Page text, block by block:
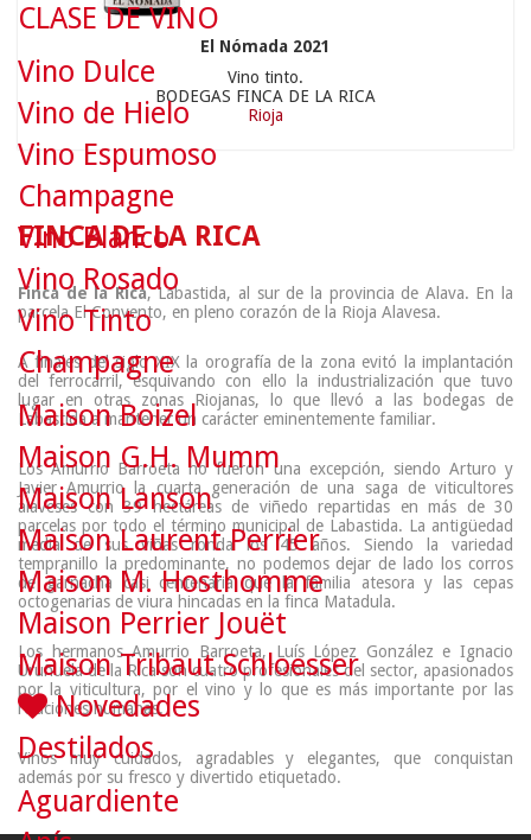
El Nómada 2021
Vino tinto.
BODEGAS FINCA DE LA RICA
Rioja
FINCA DE LA RICA
Finca de la Rica, Labastida, al sur de la provincia de Alava. En la
parcela El Convento, en pleno corazón de la Rioja Alavesa.
A finales del siglo XIX la orografía de la zona evitó la implantación
del ferrocarril, esquivando con ello la industrialización que tuvo
lugar en otras zonas Riojanas, lo que llevó a las bodegas de
Labastida a mantener un carácter eminentemente familiar.
Los Amurrio Barroeta no fueron una excepción, siendo Arturo y
Javier Amurrio la cuarta generación de una saga de viticultores
alaveses con 39 hectáreas de viñedo repartidas en más de 30
parcelas por todo el término municipal de Labastida. La antigüedad
media de sus viñas ronda los 45 años. Siendo la variedad
tempranillo la predominante, no podemos dejar de lado los corros
de garnacha casi centenaria que la familia atesora y las cepas
octogenarias de viura hincadas en la finca Matadula.
Los hermanos Amurrio Barroeta, Luís López González e Ignacio
Uruñuela de la Rica son cuatro profesionales del sector, apasionados
por la viticultura, por el vino y lo que es más importante por las
relaciones humanas.
Vinos muy cuidados, agradables y elegantes, que conquistan
además por su fresco y divertido etiquetado.
CLASE DE VINO
Vino Dulce
Vino de Hielo
Vino Espumoso
Champagne
Vino Blanco
Vino Rosado
Vino Tinto
Champagne
Maison Boizel
Maison G.H. Mumm
Maison Lanson
Maison Laurent Perrier
Maison M. Hosthomme
Maison Perrier Jouët
Maison Tribaut Schloesser
Novedades
Destilados
Aguardiente